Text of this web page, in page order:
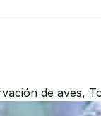
de aves,